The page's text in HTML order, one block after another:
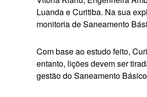
Luanda e Curitiba. Na sua
monitoria de Saneamento
Com base ao estudo feito,
entanto, lições devem ser
gestão do Saneamento